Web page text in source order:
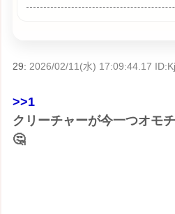
29: 2026/02/11(水) 17:09:44.17
>>1
クリーチャーが今一つオモ
🤔